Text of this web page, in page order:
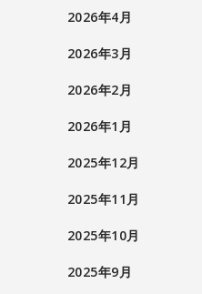
2026年4月
2026年3月
2026年2月
2026年1月
2025年12月
2025年11月
2025年10月
2025年9月